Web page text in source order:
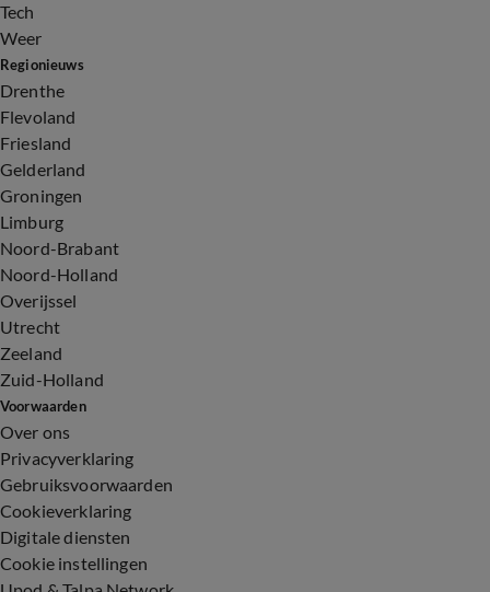
Tech
Weer
Regionieuws
Drenthe
Flevoland
Friesland
Gelderland
Groningen
Limburg
Noord-Brabant
Noord-Holland
Overijssel
Utrecht
Zeeland
Zuid-Holland
Voorwaarden
Over ons
Privacyverklaring
Gebruiksvoorwaarden
Cookieverklaring
Digitale diensten
Cookie instellingen